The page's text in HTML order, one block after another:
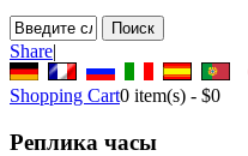
Share|
Shopping Cart0 item(s) - $0
Реплика часы